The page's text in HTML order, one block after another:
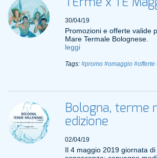
TErme x TE
30/04/19
Promozioni e offerte valide
Mare Termale Bolognese.
leggi
Tags: #promo #omaggio #offerte
Bologna, terme
edizione
02/04/19
Il 4 maggio 2019 giornata